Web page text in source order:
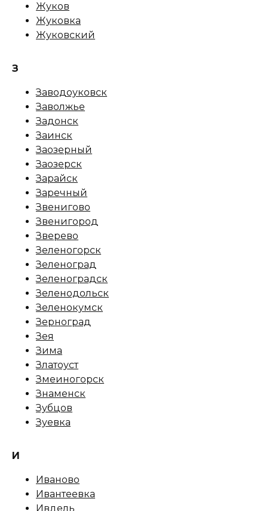
Жуков
Жуковка
Жуковский
З
Заводоуковск
Заволжье
Задонск
Заинск
Заозерный
Заозерск
Зарайск
Заречный
Звенигово
Звенигород
Зверево
Зеленогорск
Зеленоград
Зеленоградск
Зеленодольск
Зеленокумск
Зерноград
Зея
Зима
Златоуст
Змеиногорск
Знаменск
Зубцов
Зуевка
И
Иваново
Ивантеевка
Ивдель